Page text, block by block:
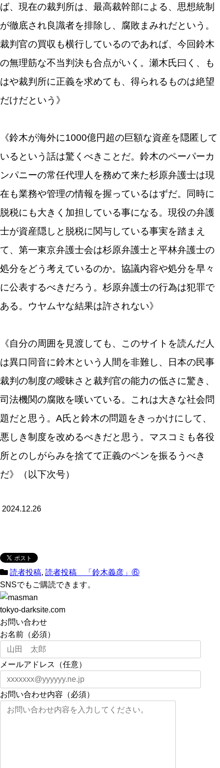
ば、現在の裁判所は、最高裁幹部による、思想統制
が徹底され良識者を排除し、腐敗まみれだという。
裁判官の買収も横行しているのであれば、今回鈴木
の無理筋な不当判決も合点がいく。瀬木氏曰く、も
はや裁判所に正義を求めても、得られるものは絶望
だけだという》
《鈴木が海外に1000億円超の巨額な資産を隠匿して
いるという話は驚くべきことだ。鈴木のペーパーカ
ンパニーの常任代理人を務めて来た杉原弁護士は現
在も業務や管理の情報を握っているはずだ。同時に
脱税にも大きく加担している事になる。現役の弁護
士が資産隠しと脱税に関与している事実を踏まえ
て、第一東京弁護士会は杉原弁護士と平林弁護士の
処分をどう考えているのか。協議内容や処分を早々
に公表するべきだろう。杉原弁護士の行為は犯罪で
ある。ウヤムヤな結果は許されない》
《自分の周囲を見渡しても、このサイトを読んだ人
は異口同音に鈴木という人間を非難し、日本の民事
裁判の制度の曖昧さと裁判官の能力の低さに驚き、
司法機関の腐敗を嘆いている。これは大きな社会問
題だと思う。A氏と鈴木の問題をきっかけにして、
悪しき制度を改めるべきだと思う。マスコミも各役
所とのしがらみを捨てて正義のペンを振るうべき
だ》（以下次号）
2024.12.26
読者投稿, 読者投稿 「鈴木義彦」⑥
SNSでもご購読できます。
tokyo-darksite.com
お問い合わせ
お名前（必須）
メールアドレス（任意）
お問い合わせ内容（必須）